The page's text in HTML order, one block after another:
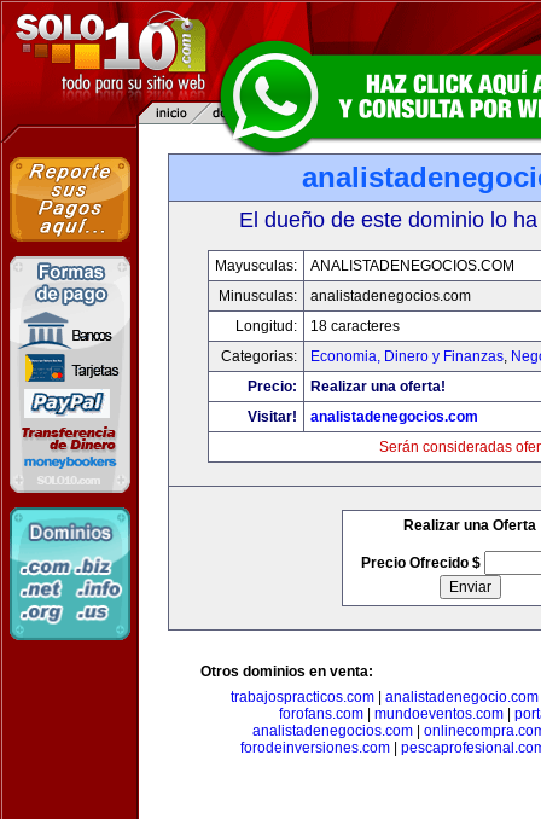
El dueño de este dominio lo
Mayusculas:
ANALISTADENEGOCIOS.COM
Minusculas:
analistadenegocios.com
Longitud:
18 caracteres
Categorias:
Economia, Dinero y Finanzas,
Precio:
Realizar una oferta!
Visitar!
analistadenegocios.com
Serán consideradas
Realizar una Oferta
Precio Ofrecido $
Otros dominios en venta:
trabajospracticos.com| analistadenegocio.com
forofans.com
mundoeventos.com
analistadenegocios.com
forodeinversiones.com